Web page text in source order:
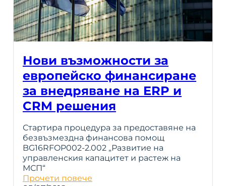
Нови възможности за
европейско финансиране
за внедряване на ERP и
CRM решения
Стартира процедура за предоставяне на
безвъзмездна финансова помощ
BG16RFOP002-2.002 „Развитие на
управленския капацитет и растеж на
МСП“
Прочети повече